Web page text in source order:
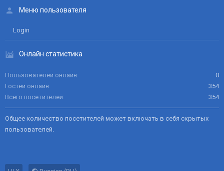
Меню пользователя
Login
Онлайн статистика
Пользователей онлайн
0
Гостей онлайн
354
Всего посетителей
354
Общее количество посетителей может включать в себя скрытых
пользователей.